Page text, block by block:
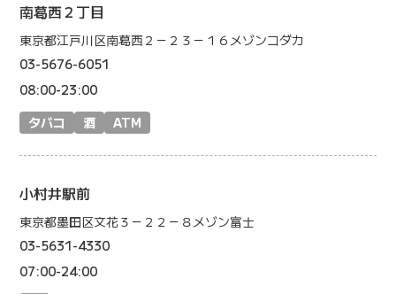
南葛西２丁目
東京都江戸川区南葛西２－２３－１６メゾンコダカ
03-5676-6051
08:00-23:00
タバコ
酒 ATM
小村井駅前
東京都墨田区文花３－２２－８メゾン富士
03-5631-4330
07:00-24:00